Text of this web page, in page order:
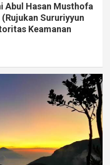
Abul Hasan Musthofa
Sururiyyun
Keamanan